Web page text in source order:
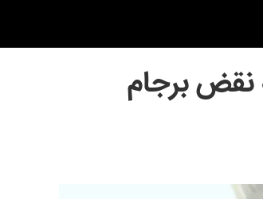
نقض برجام